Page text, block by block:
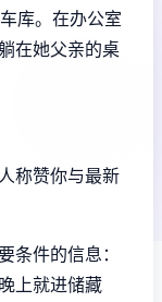
库。在办公室
在她父亲的桌
称赞你与最新
条件的信息：
上就进储藏